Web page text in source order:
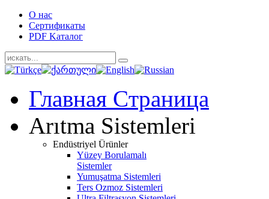
O нас
Cертификаты
PDF Kаталог
Главная Cтраница
Arıtma Sistemleri
Endüstriyel Ürünler
Yüzey Borulamalı
Sistemler
Yumuşatma Sistemleri
Ters Ozmoz Sistemleri